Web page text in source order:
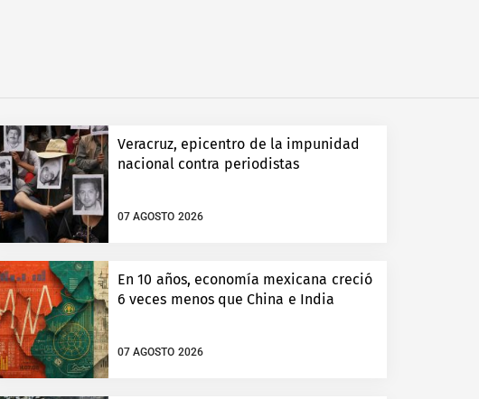
Veracruz, epicentro de la impunidad
nacional contra periodistas
07 AGOSTO 2026
En 10 años, economía mexicana creció
6 veces menos que China e India
07 AGOSTO 2026